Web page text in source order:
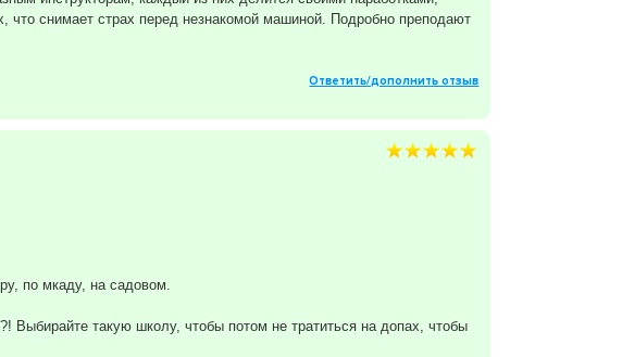
что снимает страх перед незнакомой машиной. Подробно преподают
Ответить/дополнить отзыв
по мкаду, на садовом.
Выбирайте такую школу, чтобы потом не тратиться на допах, чтобы